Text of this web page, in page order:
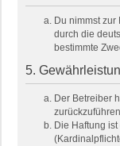
Du nimmst
durch die
bestimmte
5.
Der Betreiber
Die Haftung